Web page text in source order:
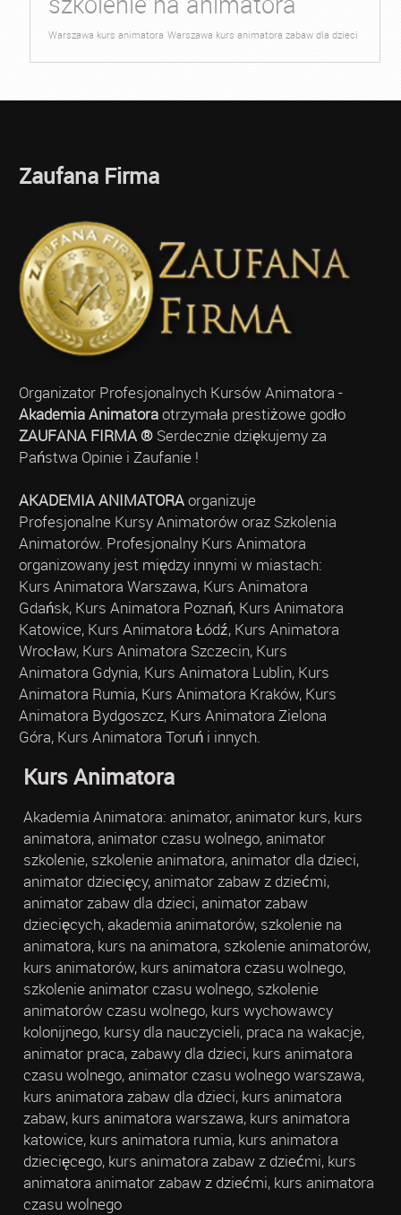
Warszawa kurs animatora Warszawa kurs animatora zabaw dla dzieci
Zaufana Firma
Organizator Profesjonalnych Kursów Animatora -
Akademia Animatoraotrzymała prestiżowe godło
ZAUFANA FIRMA ®Serdecznie dziękujemy za
Państwa Opinie i Zaufanie !
AKADEMIA ANIMATORAorganizuje
Profesjonalne Kursy Animatorów oraz Szkolenia
Animatorów. Profesjonalny Kurs Animatora
organizowany jest między innymi w miastach:
Kurs Animatora Warszawa, Kurs Animatora
Gdańsk, Kurs Animatora Poznań, Kurs Animatora
Katowice, Kurs Animatora Łódź, Kurs Animatora
Wrocław, Kurs Animatora Szczecin, Kurs
Animatora Gdynia, Kurs Animatora Lublin, Kurs
Animatora Rumia, Kurs Animatora Kraków, Kurs
Animatora Bydgoszcz, Kurs Animatora Zielona
Góra, Kurs Animatora Toruń i innych.
Kurs Animatora
Akademia Animatora: animator, animator kurs, kurs
animatora, animator czasu wolnego, animator
szkolenie, szkolenie animatora, animator dla dzieci,
animator dziecięcy, animator zabaw z dziećmi,
animator zabaw dla dzieci, animator zabaw
dziecięcych, akademia animatorów, szkolenie na
animatora, kurs na animatora, szkolenie animatorów,
kurs animatorów, kurs animatora czasu wolnego,
szkolenie animator czasu wolnego, szkolenie
animatorów czasu wolnego, kurs wychowawcy
kolonijnego, kursy dla nauczycieli, praca na wakacje,
animator praca, zabawy dla dzieci, kurs animatora
czasu wolnego, animator czasu wolnego warszawa,
kurs animatora zabaw dla dzieci, kurs animatora
zabaw, kurs animatora warszawa, kurs animatora
katowice, kurs animatora rumia, kurs animatora
dziecięcego, kurs animatora zabaw z dziećmi, kurs
animatora animator zabaw z dziećmi, kurs animatora
czasu wolnego